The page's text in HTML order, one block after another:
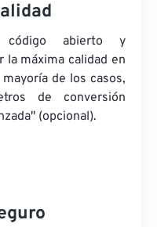
código abierto y
la máxima calidad en
de los casos,
de conversión
(opcional).